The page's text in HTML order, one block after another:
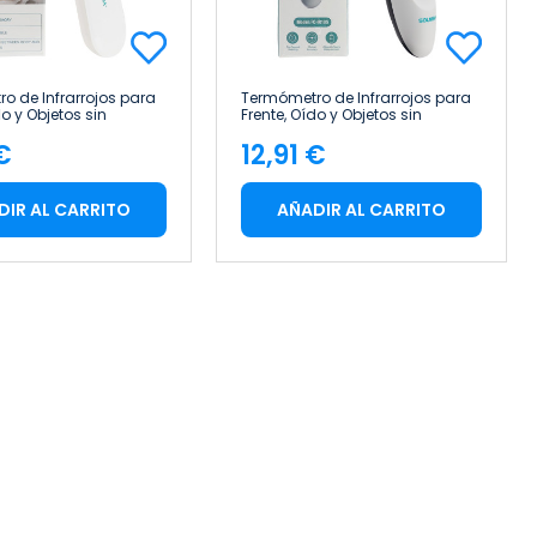
de Infrarrojos para
y Objetos sin
Solmira
AL CARRITO
Termómetro de Infrarrojos para
Frente, Oído y Objetos sin
5x4x16cm Solmira
Precio
12,91 €
AÑADIR AL CARRITO